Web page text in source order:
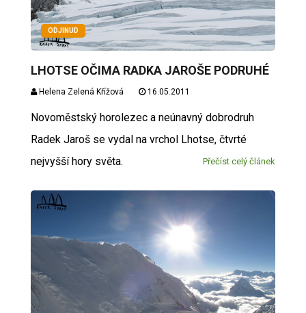
ODJINUD
LHOTSE OČIMA RADKA JAROŠE PODRUHÉ
Helena Zelená Křížová 16.05.2011
Novoměstský horolezec a neúnavný dobrodruh
Radek Jaroš se vydal na vrchol Lhotse, čtvrté
nejvyšší hory světa.
Přečíst celý článek